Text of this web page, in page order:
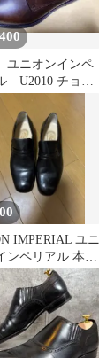
ニオンインペ
U2010 チョコ
ブラウン 7EEE
IMPERIAL ユニ
ンペリアル 本革
ァー メンズ